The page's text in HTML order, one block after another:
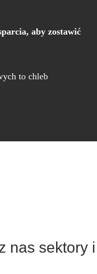
aby zostawić
to chleb
nas sektory i